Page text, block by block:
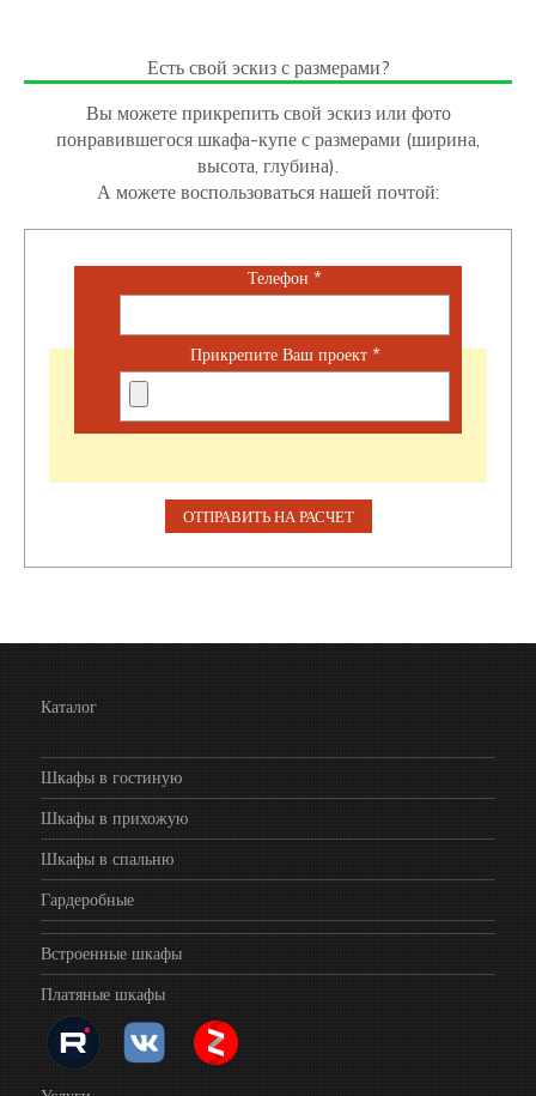
Есть свой эскиз с размерами?
Вы можете прикрепить свой эскиз или фото
понравившегося шкафа-купе с размерами (ширина,
высота, глубина).
А можете воспользоваться нашей почтой:
Телефон *
Прикрепите Ваш проект *
Каталог
Шкафы в гостиную
Шкафы в прихожую
Шкафы в спальню
Гардеробные
Встроенные шкафы
Платяные шкафы